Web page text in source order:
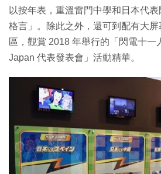
以按年表，重溫雷門中學和日本代
格言」。除此之外，還可到配有大
區，觀賞 2018 年舉行的「閃電十一
Japan 代表發表會」活動精華。